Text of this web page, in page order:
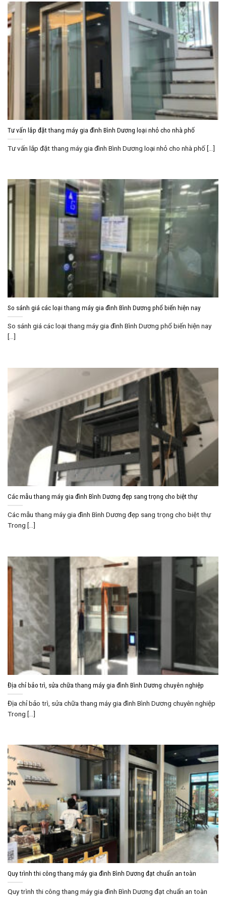
Tư vấn lắp đặt thang máy gia đình Bình Dương loại nhỏ cho nhà phố
Tư vấn lắp đặt thang máy gia đình Bình Dương loại nhỏ cho nhà phố [...]
So sánh giá các loại thang máy gia đình Bình Dương phổ biến hiện nay
So sánh giá các loại thang máy gia đình Bình Dương phổ biến hiện nay
[...]
Các mẫu thang máy gia đình Bình Dương đẹp sang trọng cho biệt thự
Các mẫu thang máy gia đình Bình Dương đẹp sang trọng cho biệt thự
Trong [...]
Địa chỉ bảo trì, sửa chữa thang máy gia đình Bình Dương chuyên nghiệp
Địa chỉ bảo trì, sửa chữa thang máy gia đình Bình Dương chuyên nghiệp
Trong [...]
Quy trình thi công thang máy gia đình Bình Dương đạt chuẩn an toàn
Quy trình thi công thang máy gia đình Bình Dương đạt chuẩn an toàn